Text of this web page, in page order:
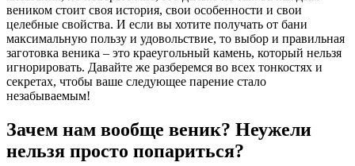
веником стоит своя история, свои особенности и свои
целебные свойства. И если вы хотите получать от бани
максимальную пользу и удовольствие, то выбор и правильная
заготовка веника – это краеугольный камень, который нельзя
игнорировать. Давайте же разберемся во всех тонкостях и
секретах, чтобы ваше следующее парение стало
незабываемым!
Зачем нам вообще веник? Неужели
нельзя просто попариться?